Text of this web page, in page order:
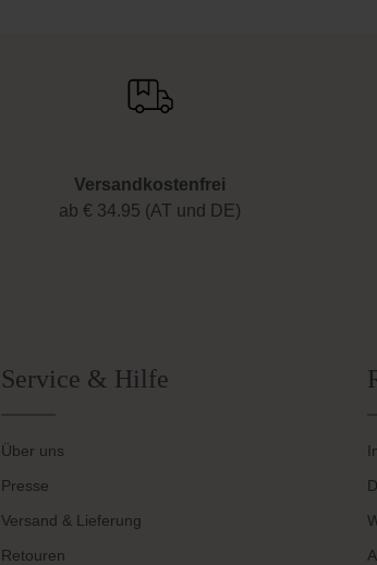
Versandkostenfrei
ab € 34.95 (AT und DE)
Service & Hilfe
Über uns
Presse
Versand & Lieferung
Retouren